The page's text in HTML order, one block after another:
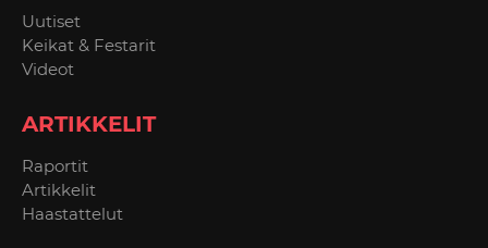
Uutiset
Keikat & Festarit
Videot
ARTIKKELIT
Raportit
Artikkelit
Haastattelut